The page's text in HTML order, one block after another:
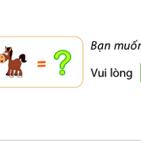
Sử dụng ánh sáng hợp lý
nuôi